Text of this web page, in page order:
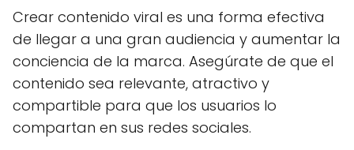
Crear contenido viral es una forma efectiva
de llegar a una gran audiencia y aumentar la
conciencia de la marca. Asegúrate de que el
contenido sea relevante, atractivo y
compartible para que los usuarios lo
compartan en sus redes sociales.